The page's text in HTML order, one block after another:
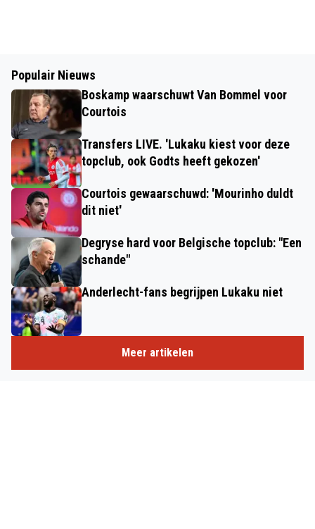
Populair Nieuws
Boskamp waarschuwt Van Bommel voor
Courtois
Transfers LIVE. 'Lukaku kiest voor deze
topclub, ook Godts heeft gekozen'
Courtois gewaarschuwd: 'Mourinho duldt
dit niet'
Degryse hard voor Belgische topclub: "Een
schande"
Anderlecht-fans begrijpen Lukaku niet
Meer artikelen